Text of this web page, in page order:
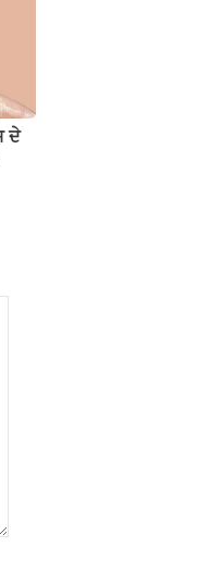
ਦੇ